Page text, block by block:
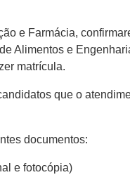
e Farmácia,
Alimentos e
matrícula.
que o
documentos:
e fotocópia)